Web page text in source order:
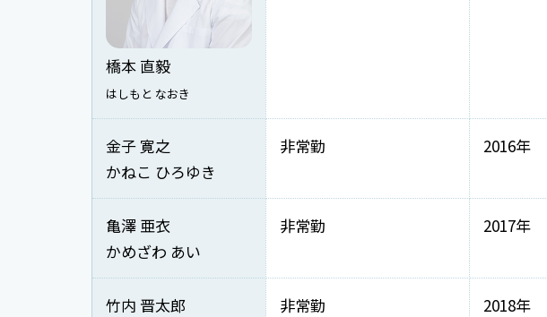
橋本 直毅
はしもと なおき
金子 寛之
かねこ ひろゆき
非常勤 2016年
亀澤 亜衣
かめざわ あい
非常勤 2017年
竹内 晋太郎
非常勤 2018年